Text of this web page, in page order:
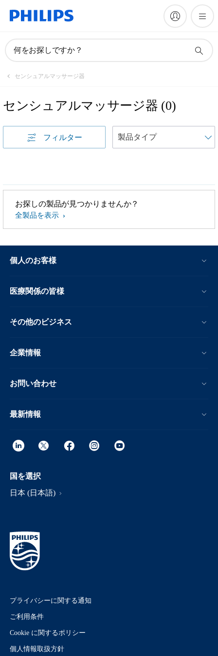
何をお探しですか？
センシュアルマッサージ器
センシュアルマッサージ器 (0)
フィルター
お探しの製品が見つかりませんか？
全製品を表示
個人のお客様
医療関係の皆様
その他のビジネス
企業情報
お問い合わせ
最新情報
国を選択
日本 (日本語)
プライバシーに関する通知
ご利用条件
Cookie に関するポリシー
個人情報取扱方針